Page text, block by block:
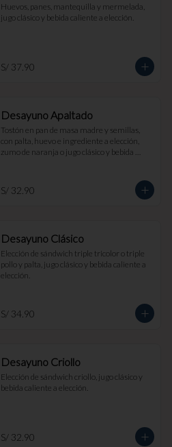
Huevos, panes, mantequilla y mermelada,
jugo clásico y bebida caliente a elección.
S/ 37.90
Desayuno Apaltado
Tostón en pan de masa madre y semillas,
con palta, huevo e ingrediente a elección,
zumo de naranja o jugo clásico y bebida
S/ 32.90
Desayuno Clásico
Elección de sándwich triple tricolor o triple
pollo y palta, jugo clásico y bebida caliente a
elección.
S/ 34.90
Desayuno Criollo
Elección de sándwich criollo, jugo clásico y
bebida caliente a elección.
S/ 32.90